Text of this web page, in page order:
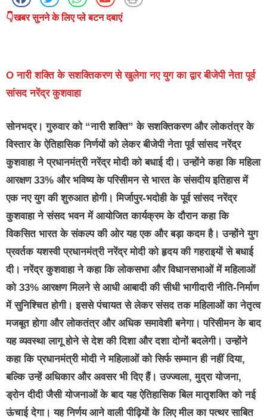
👇खबर सुनने के लिए प्ले बटन दबाएं
O नारी शक्ति के सशक्तिकरण से खुलेगा नए युग का द्वार बीजेपी नेता पूर्व
सांसद नरेंद्र कुशवाहा
सोनभद्र। गुरुवार को “नारी शक्ति” के सशक्तिकरण और लोकतंत्र के
विस्तार के ऐतिहासिक निर्णयों को लेकर बीजेपी नेता पूर्व सांसद नरेंद्र
कुशवाहा ने प्रधानमंत्री नरेंद्र मोदी को बधाई दी। उन्होंने कहा कि महिला
आरक्षण 33% और भविष्य के परिसीमन से भारत के संसदीय इतिहास में
एक नए युग की शुरुआत होगी। मिर्जापुर-भदोही के पूर्व सांसद नरेंद्र
कुशवाहा ने संसद भवन में आयोजित कार्यक्रम के दौरान कहा कि
विकसित भारत के संकल्प की ओर यह एक और बड़ा कदम है। उन्होंने युग
प्रवर्तक यशस्वी प्रधानमंत्री नरेंद्र मोदी को हृदय की गहराइयों से बधाई
दी। नरेंद्र कुशवाहा ने कहा कि लोकसभा और विधानसभाओं में महिलाओं
को 33% आरक्षण मिलने से आधी आबादी की सीधी भागीदारी नीति-निर्माण
में सुनिश्चित होगी। इससे पंचायत से लेकर संसद तक महिलाओं का नेतृत्व
मजबूत होगा और लोकतंत्र और अधिक समावेशी बनेगा। परिसीमन के बाद
यह व्यवस्था लागू होने से देश की दिशा और दशा दोनों बदलेगी। उन्होंने
कहा कि प्रधानमंत्री मोदी ने महिलाओं को सिर्फ सम्मान ही नहीं दिया,
बल्कि उन्हें अधिकार और अवसर भी दिए हैं। उज्ज्वला, मुद्रा योजना,
ड्रोन दीदी जैसी योजनाओं के बाद यह ऐतिहासिक बिल मातृशक्ति को नई
ऊंचाई देगा। यह निर्णय आने वाली पीढ़ियों के लिए मील का पत्थर साबित